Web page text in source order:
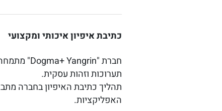
כתיבת איפיון איכותי ומקצועי
חברת "Dogma+ Yangrin" מתמחה
תערוכות וזהות עסקית.
תהליך כתיבת האיפיון בחברה
האפליקציות.